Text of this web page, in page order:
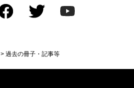
> 過去の冊子・記事等